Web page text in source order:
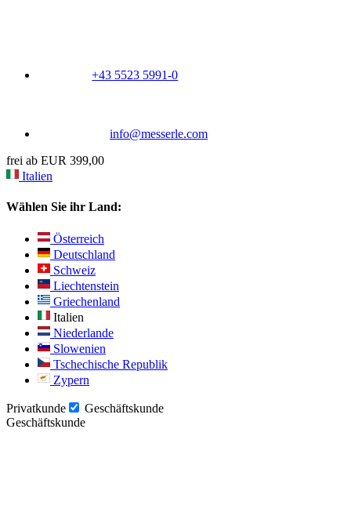
+43 5523 5991-0
info@messerle.com
frei ab EUR 399,00
Italien
Wählen Sie ihr Land:
Österreich
Deutschland
Schweiz
Liechtenstein
Griechenland
Italien
Niederlande
Slowenien
Tschechische Republik
Zypern
Privatkunde
Geschäftskunde
Geschäftskunde